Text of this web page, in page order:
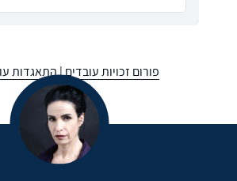
פורום זכויות עובדים | התאגדות